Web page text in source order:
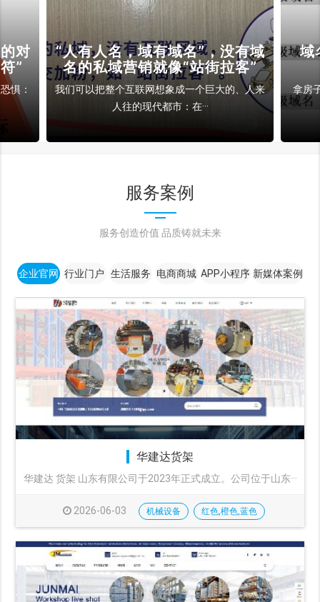
对
”
惧：
“人有人名，域有域名”，没有域
名的私域营销就像“站街拉客”
我们可以把整个互联网想象成一个巨大的、人来
人往的现代都市：在···
域
拿房
服务案例
服务创造价值 品质铸就未来
企业官网 行业门户 生活服务 电商商城 APP小程序 新媒体案例
华建达货架
华建达 货架 山东有限公司于2023年正式成立。公司位于山东···
2026-06-03 机械设备 红色,橙色,蓝色